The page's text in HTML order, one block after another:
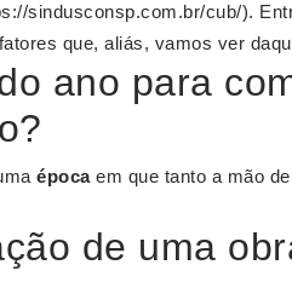
sindusconsp.com.br/cub/).
que, aliás, vamos ver
ano para
épocaem que tanto a mão
de uma